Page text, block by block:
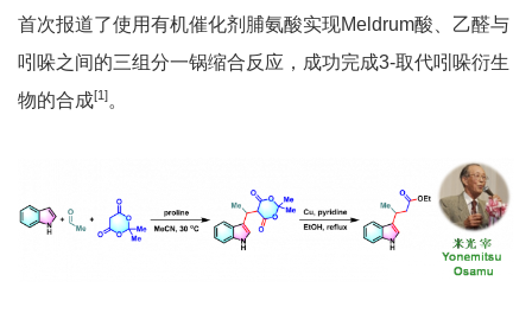
首次报道了使用有机催化剂脯氨酸实现Meldrum酸、乙醛与
吲哚之间的三组分一锅缩合反应，成功完成3-取代吲哚衍生
物的合成[1] 。